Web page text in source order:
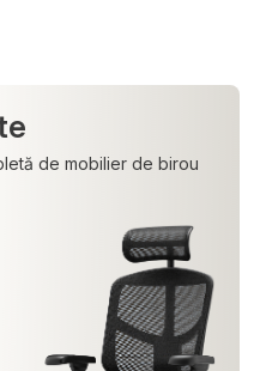
de mobilier de birou